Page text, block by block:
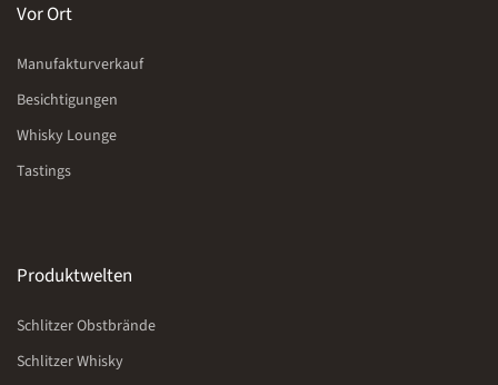
Vor Ort
Manufakturverkauf
Besichtigungen
Whisky Lounge
Tastings
Produktwelten
Schlitzer Obstbrände
Schlitzer Whisky